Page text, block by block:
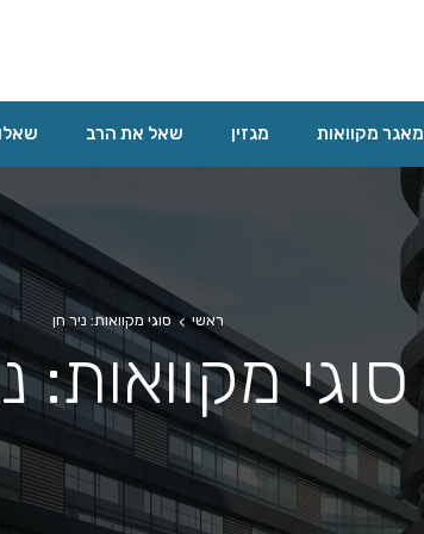
מאגר מקוואות מגזין שאל את הרב
ראשי סוגי מקוואות: ניר חן
סוגי מקוואות: